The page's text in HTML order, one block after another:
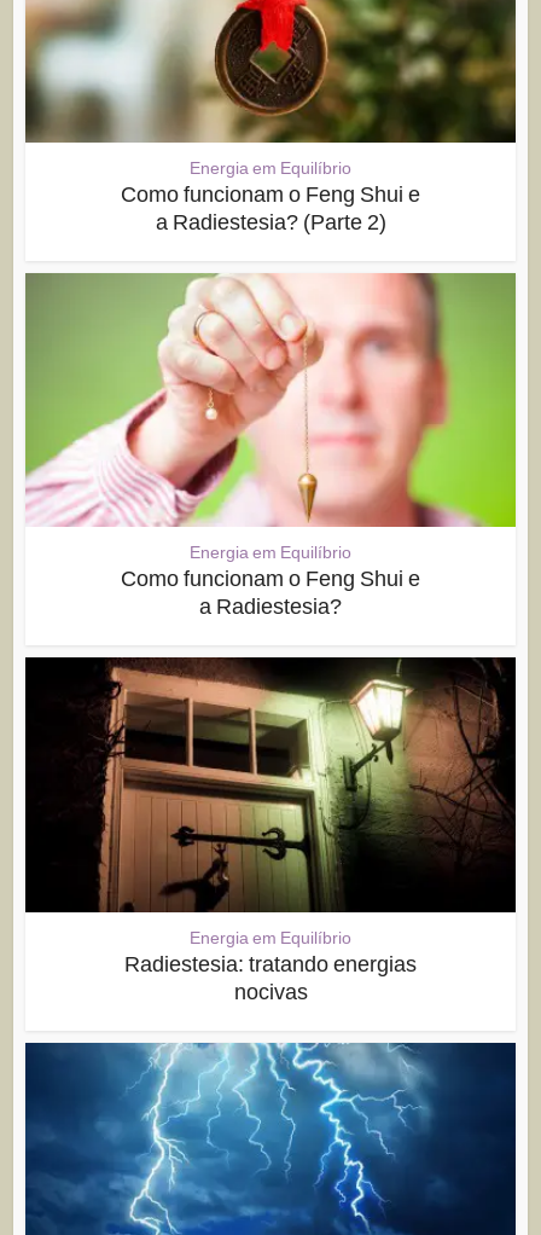
Energia em Equilíbrio
Como funcionam o Feng Shui e
a Radiestesia? (Parte 2)
Energia em Equilíbrio
Como funcionam o Feng Shui e
a Radiestesia?
Energia em Equilíbrio
Radiestesia: tratando energias
nocivas